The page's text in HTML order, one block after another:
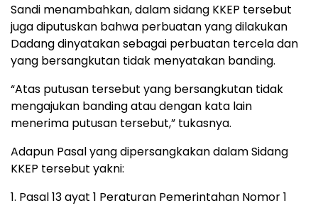
Sandi menambahkan, dalam sidang KKEP tersebut
juga diputuskan bahwa perbuatan yang dilakukan
Dadang dinyatakan sebagai perbuatan tercela dan
yang bersangkutan tidak menyatakan banding.
“Atas putusan tersebut yang bersangkutan tidak
mengajukan banding atau dengan kata lain
menerima putusan tersebut,” tukasnya.
Adapun Pasal yang dipersangkakan dalam Sidang
KKEP tersebut yakni:
1. Pasal 13 ayat 1 Peraturan Pemerintahan Nomor 1